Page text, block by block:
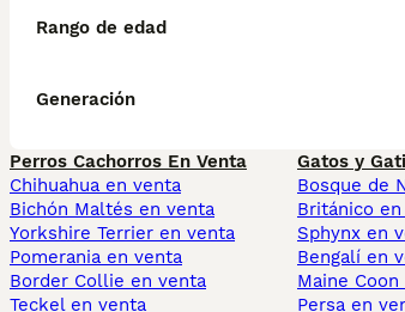
Rango de edad
Generación
Perros Cachorros En Venta
Chihuahua en venta
Bichón Maltés en venta
Yorkshire Terrier en venta
Pomerania en venta
Border Collie en venta
Teckel en venta
Gatos y
Bosque de
Británico
Sphynx en
Bengalí en
Maine
Persa en